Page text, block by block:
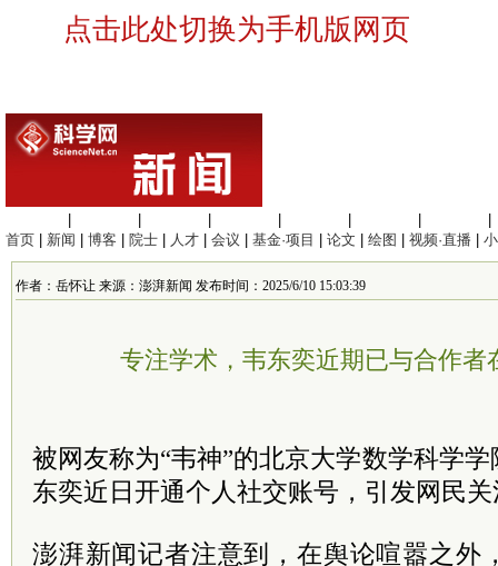
点击此处切换为手机版网页
首页
新闻 博客 院士 人才 会议 基金·项目 论文 绘图 视频·直播
作者：岳怀让 来源：澎湃新闻 发布时间：2025/6/10 15:03:39
专注学术，韦东奕近期已与合作者
被网友称为“韦神”的北京大学数学科学
东奕近日开通个人社交账号，引发网民
澎湃新闻记者注意到，在舆论喧嚣之外